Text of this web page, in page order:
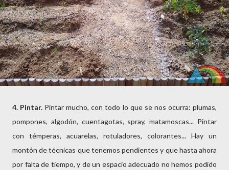
4. Pintar. Pintar mucho, con todo lo que se nos ocurra: plumas,
pompones, algodón, cuentagotas, spray, matamoscas... Pintar
con témperas, acuarelas, rotuladores, colorantes... Hay un
montón de técnicas que tenemos pendientes y que hasta ahora
por falta de tiempo, y de un espacio adecuado no hemos podido